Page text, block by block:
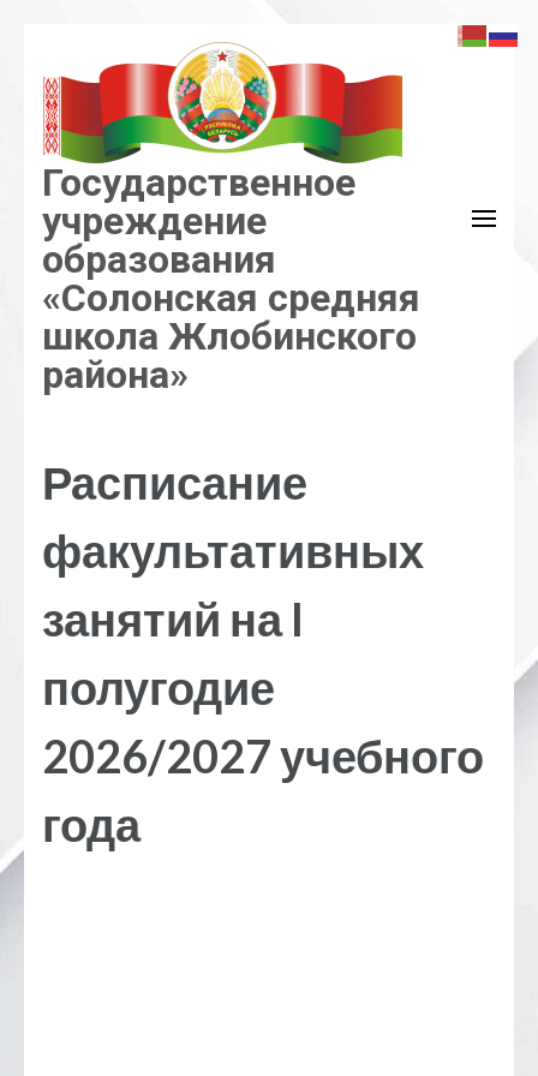
содержимому
(нажмите
Enter)
Государственное
учреждение
образования
«Солонская средняя
школа Жлобинского
района»
Расписание
факультативных
занятий на I
полугодие
2026/2027 учебного
года